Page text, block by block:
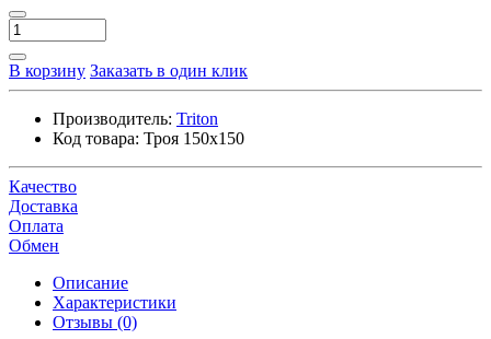
В корзину Заказать в один клик
Производитель: Triton
Код товара: Троя 150x150
Качество
Доставка
Оплата
Обмен
Описание
Характеристики
Отзывы (0)